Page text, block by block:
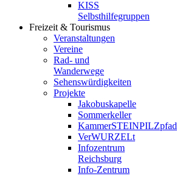
KISS
Selbsthilfegruppen
Freizeit & Tourismus
Veranstaltungen
Vereine
Rad- und
Wanderwege
Sehenswürdigkeiten
Projekte
Jakobuskapelle
Sommerkeller
KammerSTEINPILZpfad
VerWURZELt
Infozentrum
Reichsburg
Info-Zentrum